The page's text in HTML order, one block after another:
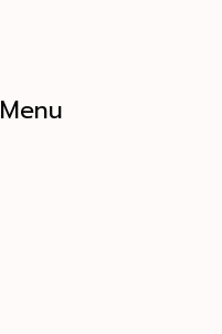
Menu